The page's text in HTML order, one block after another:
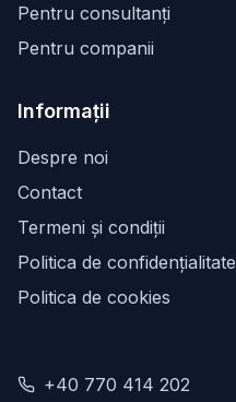
Pentru consultanți
Pentru companii
Informații
Despre noi
Contact
Termeni și condiții
Politica de confidențialitate
Politica de cookies
+40 770 414 202